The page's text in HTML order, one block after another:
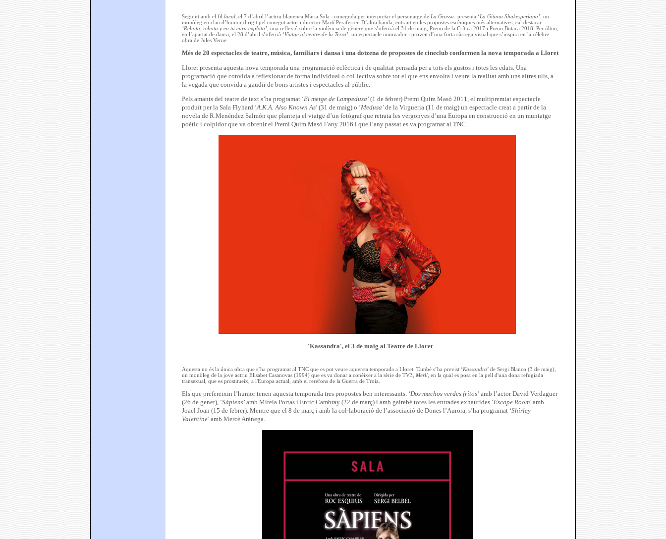
Seguint amb el fil local, el 7 d’abril l’actriu blanenca Maria Sola –coneguda per interpretar el personatge de La Grossa- presenta ‘La Gitana Shakesperiana’, un
monòleg en clau d’humor dirigit pel conegut actor i director Martí Peraferrer. D’altra banda, entrant en les propostes escèniques més alternatives, cal destacar
‘Rebota, rebota y en tu cara explota’, una reflexió sobre la violència de gènere que s’oferirà el 31 de maig, Premi de la Crítica 2017 i Premi Butaca 2018. Per últim,
en l’apartat de dansa, el 28 d’abril s’oferirà ‘Viatge al centre de la Terra’, un espectacle innovador i proveït d’una forta càrrega visual que s’inspira en la cèlebre
obra de Jules Verne.
Més de 20 espectacles de teatre, música, familiars i dansa i una dotzena de propostes de cineclub conformen la nova temporada a Lloret
Lloret presenta aquesta nova temporada una programació eclèctica i de qualitat pensada per a tots els gustos i totes les edats. Una
programació que convida a reflexionar de forma individual o col·lectiva sobre tot el que ens envolta i veure la realitat amb uns altres ulls, a
la vegada que convida a gaudir de bons artistes i espectacles al públic.
Pels amants del teatre de text s’ha programat ‘El metge de Lampedusa’ (1 de febrer) Premi Quim Masó 2011, el multipremiat espectacle
produït per la Sala Flyhard ‘A.K.A. Also Known As’ (31 de maig) o ‘Medusa’ de la Virgueria (11 de maig) un espectacle creat a partir de la
novela de R.Menéndez Salmón que planteja el viatge d’un fotògraf que retrata les vergonyes d’una Europa en construcció en un muntatge
poètic i colpidor que va obtenir el Premi Quim Masó l’any 2016 i que l’any passat es va programar al TNC.
'Kassandra', el 3 de maig al Teatre de Lloret
Aquesta no és la única obra que s’ha programat al TNC que es pot veure aquersta temporada a Lloret. També s’ha previst ‘Kassandra’ de Sergi Blanco (3 de maig),
un monòleg de la jove actriu Elisabet Casanovas (1994) que es va donar a conèixer a la sèrie de TV3,
Merlí, en la qual es posa en la pell d'una dona refugiada
transexual, que es prostitueix, a l'Europa actual, amb el rerefons de la Guerra de Troia.
Els que prefereixin l’humor tenen aquesta temporada tres propostes ben interessants. ‘Dos machos verdes fritos’amb l’actor David Verdaguer
(26 de gener), ‘Sàpiens’ amb Mireia Portas i Enric Cambray (22 de març) i amb gairebé totes les entrades exhaurides ‘Escape Room’ amb
Joael Joan (15 de febrer). Mentre que el 8 de març i amb la col·laboració de l’associació de Dones l’Aurora, s’ha programat ‘Shirley
Valentine’ amb Mercè Arànega.